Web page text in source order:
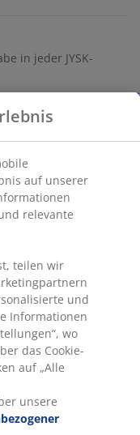
in jeder JYSK-
deiner Wahl
und
Beine aus
Kennungen,
Website zu
über dich, um
teilen wir deine
(z. B.
und
Informationen zu
wo du
Cookie-
auf „Alle